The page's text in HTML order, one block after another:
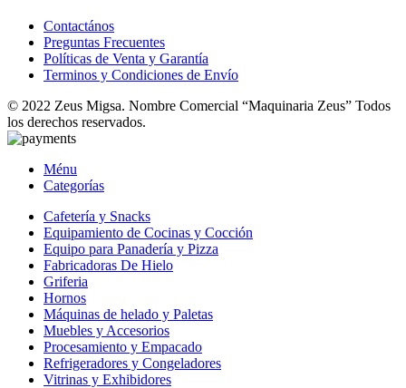
Contactános
Preguntas Frecuentes
Políticas de Venta y Garantía
Terminos y Condiciones de Envío
© 2022 Zeus Migsa. Nombre Comercial “Maquinaria Zeus” Todos
los derechos reservados.
Ménu
Categorías
Cafetería y Snacks
Equipamiento de Cocinas y Cocción
Equipo para Panadería y Pizza
Fabricadoras De Hielo
Griferia
Hornos
Máquinas de helado y Paletas
Muebles y Accesorios
Procesamiento y Empacado
Refrigeradores y Congeladores
Vitrinas y Exhibidores